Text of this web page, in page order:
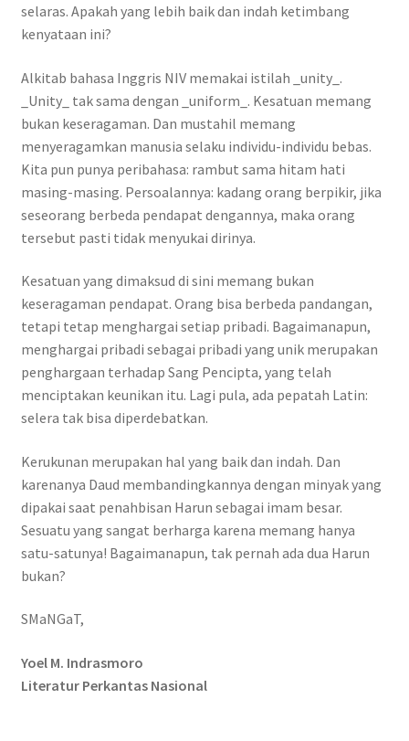
selaras. Apakah yang lebih baik dan indah ketimbang
kenyataan ini?
Alkitab bahasa Inggris NIV memakai istilah _unity_.
_Unity_ tak sama dengan _uniform_. Kesatuan memang
bukan keseragaman. Dan mustahil memang
menyeragamkan manusia selaku individu-individu bebas.
Kita pun punya peribahasa: rambut sama hitam hati
masing-masing. Persoalannya: kadang orang berpikir, jika
seseorang berbeda pendapat dengannya, maka orang
tersebut pasti tidak menyukai dirinya.
Kesatuan yang dimaksud di sini memang bukan
keseragaman pendapat. Orang bisa berbeda pandangan,
tetapi tetap menghargai setiap pribadi. Bagaimanapun,
menghargai pribadi sebagai pribadi yang unik merupakan
penghargaan terhadap Sang Pencipta, yang telah
menciptakan keunikan itu. Lagi pula, ada pepatah Latin:
selera tak bisa diperdebatkan.
Kerukunan merupakan hal yang baik dan indah. Dan
karenanya Daud membandingkannya dengan minyak yang
dipakai saat penahbisan Harun sebagai imam besar.
Sesuatu yang sangat berharga karena memang hanya
satu-satunya! Bagaimanapun, tak pernah ada dua Harun
bukan?
SMaNGaT,
Yoel M. Indrasmoro
Literatur Perkantas Nasional